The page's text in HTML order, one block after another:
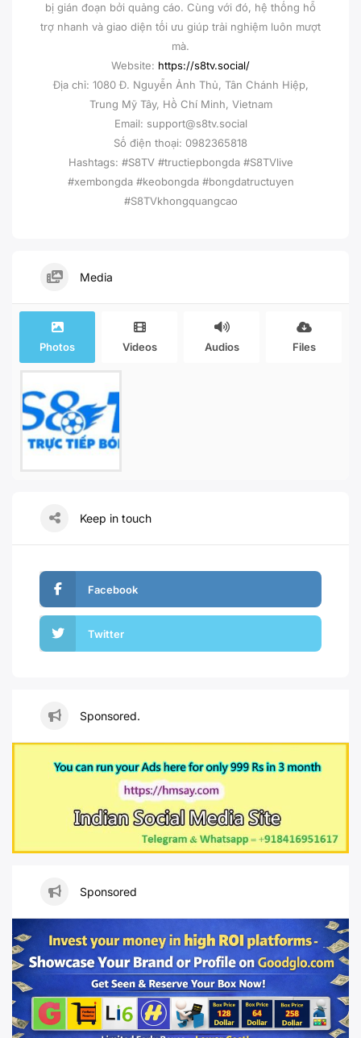
bị gián đoạn bởi quảng cáo. Cùng với đó, hệ thống hỗ
trợ nhanh và giao diện tối ưu giúp trải nghiệm luôn mượt
mà.
Website: https://s8tv.social/
Địa chỉ: 1080 Đ. Nguyễn Ảnh Thủ, Tân Chánh Hiệp,
Trung Mỹ Tây, Hồ Chí Minh, Vietnam
Email: support@s8tv.social
Số điện thoại: 0982365818
Hashtags: #S8TV #tructiepbongda #S8TVlive
#xembongda #keobongda #bongdatructuyen
#S8TVkhongquangcao
Media
Photos Videos Audios Files
Keep in touch
Facebook
Twitter
Sponsored.
Sponsored